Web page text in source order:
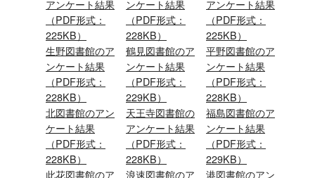
アンケート結果
（PDF形式：
225KB）
生野図書館のア
ンケート結果
（PDF形式：
228KB）
北図書館のアン
ケート結果
（PDF形式：
228KB）
此花図書館のア
ンケート結果
（PDF形式：
228KB）
鶴見図書館のア
ンケート結果
（PDF形式：
229KB）
天王寺図書館の
アンケート結果
（PDF形式：
228KB）
浪速図書館のア
アンケート結果
（PDF形式：
225KB）
平野図書館のア
ンケート結果
（PDF形式：
228KB）
福島図書館のア
ンケート結果
（PDF形式：
229KB）
港図書館のアン